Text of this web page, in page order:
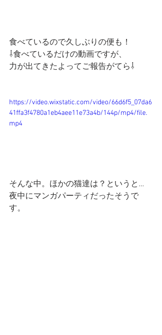
食べているので久しぶりの便も！
⇩食べているだけの動画ですが、
力が出てきたよってご報告がてら⇩
https://video.wixstatic.com/video/66d6f5_07da6
41ffa3f4780a1eb4aee11e73a4b/144p/mp4/file.
mp4
そんな中。ほかの猫達は？というと…
夜中にマンガパーティだったそうで
す。